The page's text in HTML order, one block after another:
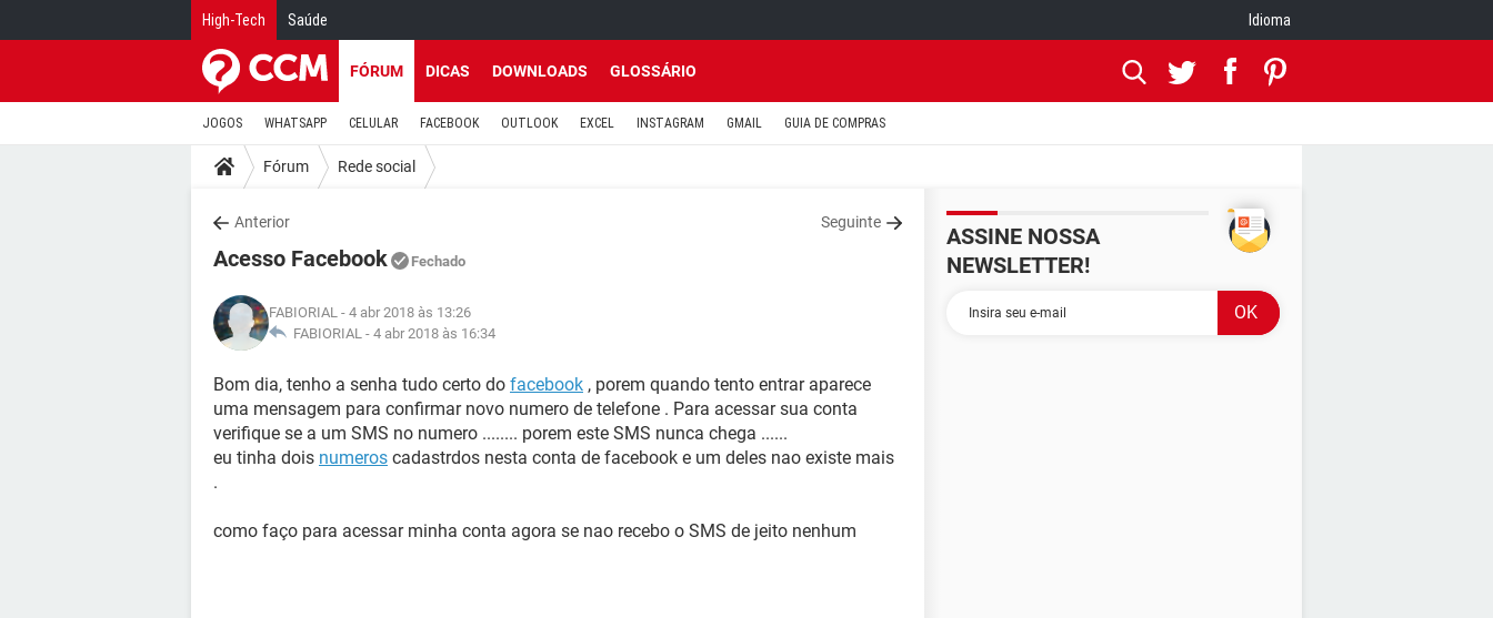
High-Tech Saúde Idioma
FÓRUM DICAS DOWNLOADS GLOSSÁRIO
JOGOS WHATSAPP CELULAR FACEBOOK OUTLOOK EXCEL INSTAGRAM GMAIL GUIA DE COMPRAS
Fórum Rede social
Anterior Seguinte
Acesso Facebook Fechado
FABIORIAL - 4 abr 2018 às 13:26
FABIORIAL - 4 abr 2018 às 16:34
Bom dia, tenho a senha tudo certo do facebook , porem quando tento entrar aparece
uma mensagem para confirmar novo numero de telefone . Para acessar sua conta
verifique se a um SMS no numero ........ porem este SMS nunca chega ......
eu tinha dois numeros cadastrdos nesta conta de facebook e um deles nao existe mais
.
como faço para acessar minha conta agora se nao recebo o SMS de jeito nenhum
ASSINE NOSSA
NEWSLETTER!